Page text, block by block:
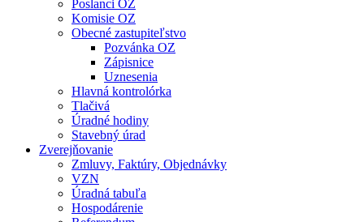
Poslanci OZ
Komisie OZ
Obecné zastupiteľstvo
Pozvánka OZ
Zápisnice
Uznesenia
Hlavná kontrolórka
Tlačivá
Úradné hodiny
Stavebný úrad
Zverejňovanie
Zmluvy, Faktúry, Objednávky
VZN
Úradná tabuľa
Hospodárenie